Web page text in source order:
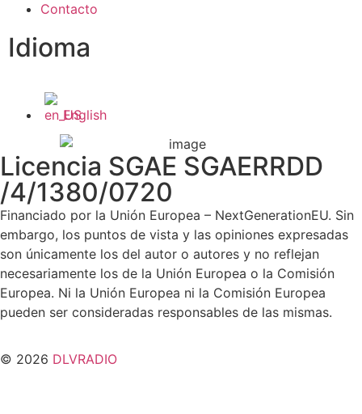
Contacto
Idioma
English
Licencia SGAE SGAERRDD
/4/1380/0720
Financiado por la Unión Europea – NextGenerationEU. Sin
embargo, los puntos de vista y las opiniones expresadas
son únicamente los del autor o autores y no reflejan
necesariamente los de la Unión Europea o la Comisión
Europea. Ni la Unión Europea ni la Comisión Europea
pueden ser consideradas responsables de las mismas.
© 2026 DLVRADIO